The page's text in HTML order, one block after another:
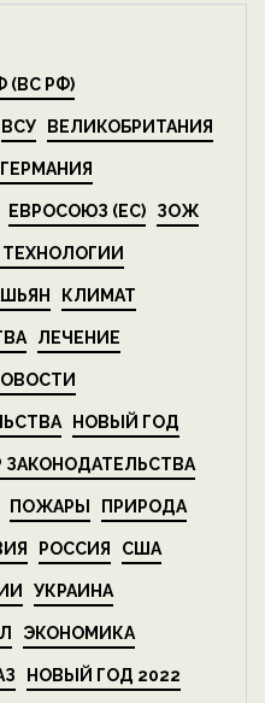
(ВС РФ)
ВСУ ВЕЛИКОБРИТАНИЯ
ГЕРМАНИЯ
ЕВРОСОЮЗ (ЕС) ЗОЖ
КЛИМАТ
ЛЕЧЕНИЕ
НОВЫЙ ГОД
ЗАКОНОДАТЕЛЬСТВА
ПОЖАРЫ ПРИРОДА
РОССИЯ США
УКРАИНА
ЭКОНОМИКА
НОВЫЙ ГОД 2022